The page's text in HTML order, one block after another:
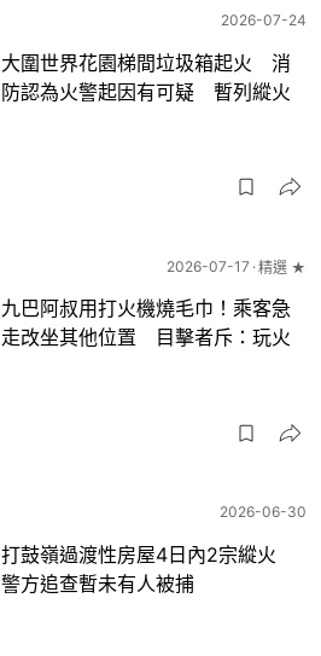
2026-07-24
大圍世界花園梯間垃圾箱起火 消
防認為火警起因有可疑 暫列縱火
2026-07-17 精選 ★
九巴阿叔用打火機燒毛巾！乘客急
走改坐其他位置 目擊者斥：玩火
2026-06-30
打鼓嶺過渡性房屋4日內2宗縱火
警方追查暫未有人被捕